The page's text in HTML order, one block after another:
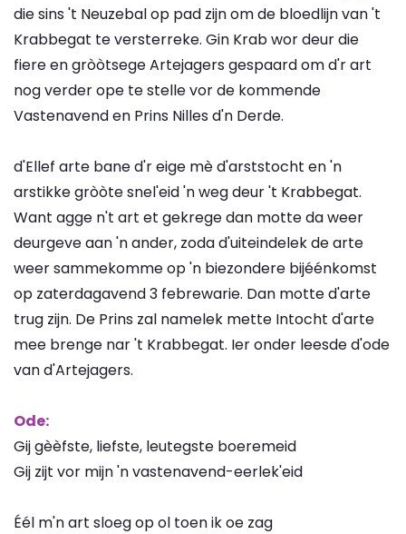
die sins 't Neuzebal op pad zijn om de bloedlijn van 't
Krabbegat te versterreke. Gin Krab wor deur die
fiere en gròòtsege Artejagers gespaard om d'r art
nog verder ope te stelle vor de kommende
Vastenavend en Prins Nilles d'n Derde.
d'Ellef arte bane d'r eige mè d'arststocht en 'n
arstikke gròòte snel'eid 'n weg deur 't Krabbegat.
Want agge n't art et gekrege dan motte da weer
deurgeve aan 'n ander, zoda d'uiteindelek de arte
weer sammekomme op 'n biezondere bijéénkomst
op zaterdagavend 3 febrewarie. Dan motte d'arte
trug zijn. De Prins zal namelek mette Intocht d'arte
mee brenge nar 't Krabbegat. Ier onder leesde d'ode
van d'Artejagers.
Ode:
Gij gèèfste, liefste, leutegste boeremeid
Gij zijt vor mijn 'n vastenavend-eerlek'eid
Éél m'n art sloeg op ol toen ik oe zag